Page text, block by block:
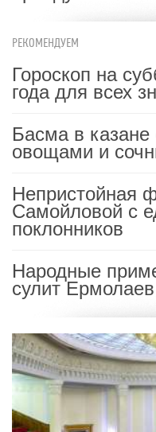
РЕКОМЕНДУЕМ
Гороскоп на
года для всех
Басма в
овощами и
Непристойная
Самойловой с
поклонников
Народные
сулит